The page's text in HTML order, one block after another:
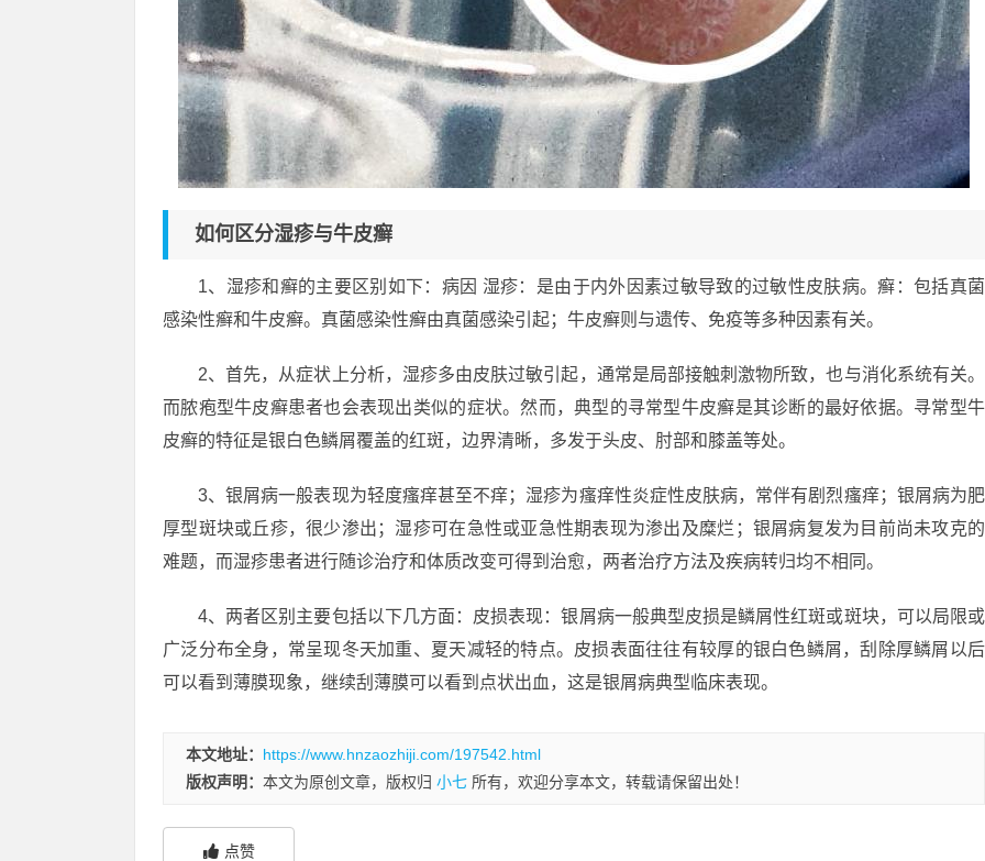
如何区分湿疹与牛皮癣
1、湿疹和癣的主要区别如下：病因 湿疹：是由于内外因素过敏导致的过敏性皮肤病。癣：包括真菌
感染性癣和牛皮癣。真菌感染性癣由真菌感染引起；牛皮癣则与遗传、免疫等多种因素有关。
2、首先，从症状上分析，湿疹多由皮肤过敏引起，通常是局部接触刺激物所致，也与消化系统有关。
而脓疱型牛皮癣患者也会表现出类似的症状。然而，典型的寻常型牛皮癣是其诊断的最好依据。寻常型牛
皮癣的特征是银白色鳞屑覆盖的红斑，边界清晰，多发于头皮、肘部和膝盖等处。
3、银屑病一般表现为轻度瘙痒甚至不痒；湿疹为瘙痒性炎症性皮肤病，常伴有剧烈瘙痒；银屑病为肥
厚型斑块或丘疹，很少渗出；湿疹可在急性或亚急性期表现为渗出及糜烂；银屑病复发为目前尚未攻克的
难题，而湿疹患者进行随诊治疗和体质改变可得到治愈，两者治疗方法及疾病转归均不相同。
4、两者区别主要包括以下几方面：皮损表现：银屑病一般典型皮损是鳞屑性红斑或斑块，可以局限或
广泛分布全身，常呈现冬天加重、夏天减轻的特点。皮损表面往往有较厚的银白色鳞屑，刮除厚鳞屑以后
可以看到薄膜现象，继续刮薄膜可以看到点状出血，这是银屑病典型临床表现。
本文地址： https://www.hnzaozhiji.com/197542.html
版权声明： 本文为原创文章，版权归 小七 所有，欢迎分享本文，转载请保留出处！
点赞